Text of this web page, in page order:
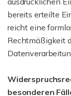
bereits erteilte
reicht eine
Rechtmäßigkeit
besonderen